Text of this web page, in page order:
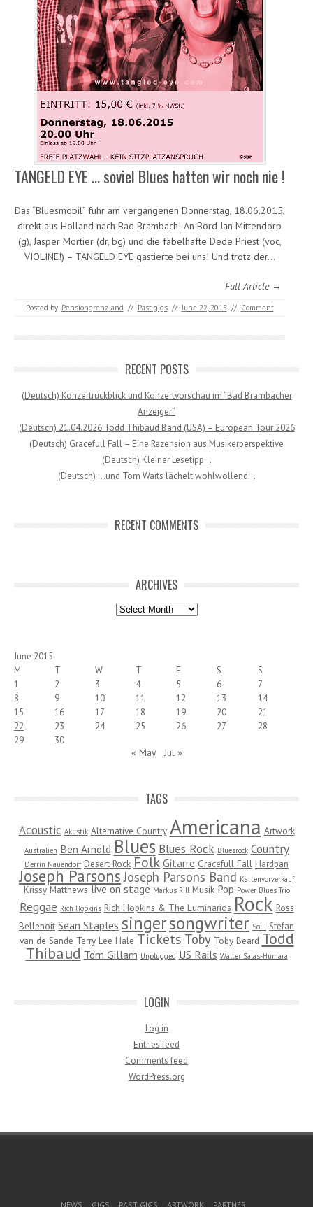
TANGELD EYE … soviel Blues hatten wir noch nie !
Das “Bluesmobil” fuhr am vergangenen Donnerstag, 18.06.2015,
direkt aus Holland nach Bad Brambach! An Bord Jan Mittendorp
(g), Jasper Mortier (dr, bg) und die fabelhafte Dede Priest (voc,
VIOLINE!) – TANGELD EYE gastierte bei uns! Und trotz der…
Full Article →
Posted by: Pensiongrenzland // Past gigs // June 22, 2015 // Comment
RECENT POSTS
(Deutsch) Konzertrückblick und Konzertvorschau im “Bad Brambacher
Anzeiger”
(Deutsch) 21.04.2026 Todd Thibaud Band (USA) – European Tour 2026
(Deutsch) Gracefull Fall – Eine Rezension aus Musikerperspektive
(Deutsch) Kleiner Lesetipp…
(Deutsch) …und Tom Waits lächelt wohlwollend…
RECENT COMMENTS
ARCHIVES
Archives
June 2015
M
T W T F S
S
1
2 3 4 5 6
7
8
9 10 11 12 13
14
15
16 17 18 19 20
21
22
23 24 25 26 27
28
29
30
« May Jul »
TAGS
Acoustic Akustik Alternative Country Americana Artwork
Australien Ben Arnold Blues Blues Rock Bluesrock Country
Derrin Nauendorf Desert Rock Folk Gitarre Gracefull Fall Hardpan
Joseph Parsons Joseph Parsons Band Kartenvorverkauf
Krissy Matthews live on stage Markus Rill Musik Pop Power Blues Trio
Reggae Rich Hopkins Rich Hopkins & The Luminarios Rock Ross
Bellenoit Sean Staples singersongwriter Soul Stefan
van de Sande Terry Lee Hale Tickets Toby Toby Beard Todd
Thibaud Tom Gillam Unplugged US Rails Walter Salas-Humara
LOGIN
Log in
Entries feed
Comments feed
WordPress.org
NEWS GIGS PAST GIGS ARTWORK PARTNER